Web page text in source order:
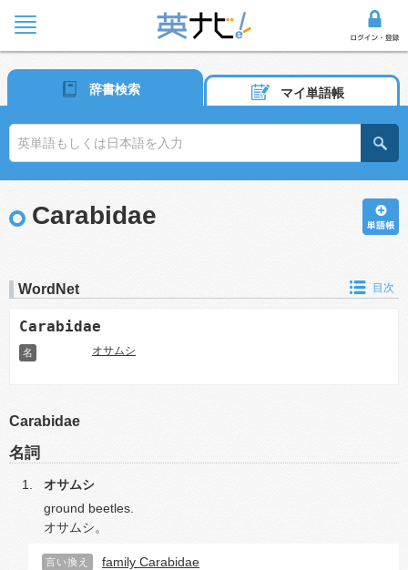
辞書検索 マイ単語帳
Carabidae
WordNet 目次
Carabidae
名 オサムシ
Carabidae
名詞
オサムシ
ground beetles.
オサムシ。
言い換え family Carabidae